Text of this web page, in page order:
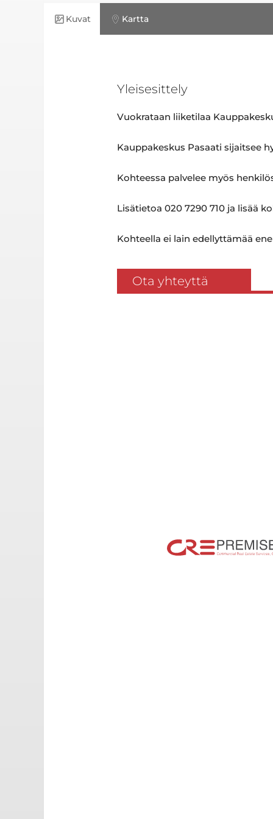
Kuvat Kartta
Yleisesittely
Vuokrataan liiketilaa
Kauppakeskus Pasaati sijaitsee
Kohteessa palvelee myös
Lisätietoa 020 7290 710 ja lisää
Kohteella ei lain edellyttämää
Ota yhteyttä